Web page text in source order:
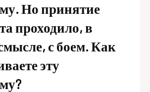
Но принятие
проходило, в
с боем. Как
эту